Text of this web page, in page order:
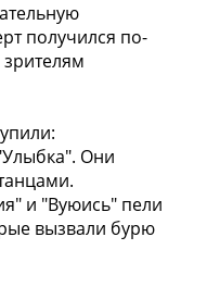
получился по-
Они
и "Вуюись" пели
вызвали бурю